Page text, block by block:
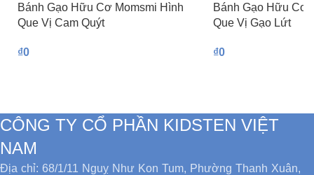
Bánh Gạo Hữu Cơ Momsmi Hình
Que Vị Cam Quýt
₫0
Bánh Gạo Hữu Cơ
Que Vị Gạo Lứt
₫0
CÔNG TY CỔ PHẦN KIDSTEN VIỆT
NAM
Địa chỉ: 68/1/11 Nguỵ Như Kon Tum, Phường Thanh Xuân,